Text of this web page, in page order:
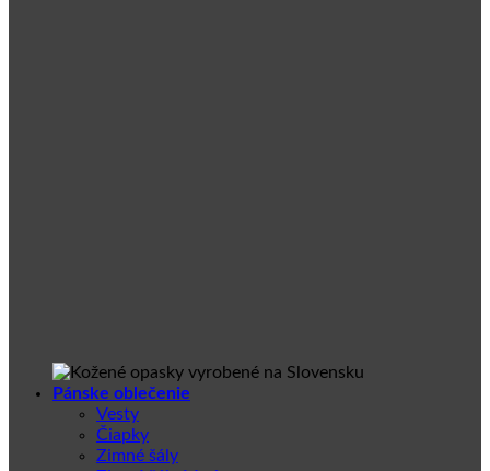
Pánske oblečenie
Vesty
Čiapky
Zimné šály